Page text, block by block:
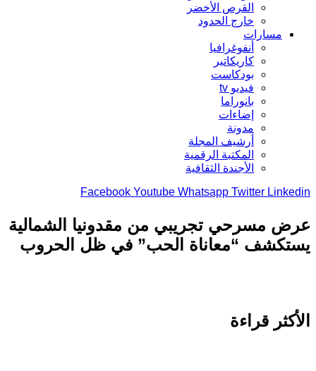
القرص الأخضر
خارج الحدود
مسارات
أنفوغرافيا
كاريكاتير
بودكاست
فيديو tv
بانوراما
إضاءات
مدونة
أرشيف المجلة
المكتبة الرقمية
الأجندة الثقافية
Facebook Youtube Whatsapp Twitter
مسرحي تجريبي من مقدونيا الشمالية
“معاناة الحب” في ظل الحروب
قراءة